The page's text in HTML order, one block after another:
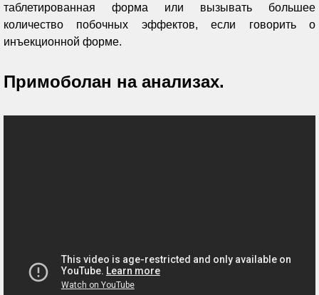
таблетированная форма или вызывать большее
количество побочных эффектов, если говорить о
инъекционной форме.
Примоболан на анализах.